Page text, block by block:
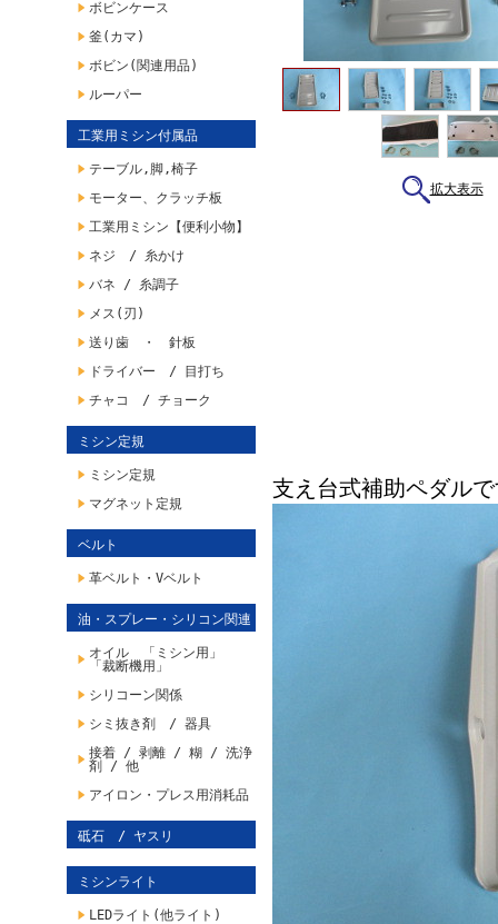
ボビンケース
釜(カマ)
ボビン(関連用品)
ルーパー
工業用ミシン付属品
テーブル,脚,椅子
モーター、クラッチ板
工業用ミシン【便利小物】
ネジ / 糸かけ
バネ / 糸調子
メス(刃)
送り歯 ・ 針板
ドライバー / 目打ち
チャコ / チョーク
ミシン定規
ミシン定規
マグネット定規
ベルト
革ベルト・Vベルト
油・スプレー・シリコン関連
オイル 「ミシン用」
「裁断機用」
シリコーン関係
シミ抜き剤 / 器具
接着 / 剥離 / 糊 / 洗浄
剤 / 他
アイロン・プレス用消耗品
砥石 / ヤスリ
ミシンライト
LEDライト(他ライト)
拡大表示
支え台式補助ペダル